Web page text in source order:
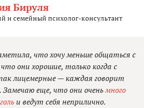
Бируля
и семейный психолог-консультант
что хочу меньше общаться с
они хорошие, только когда с
лицемерные — каждая говорит
Замечаю еще, что они оченьмного
и ведут себя неприлично.